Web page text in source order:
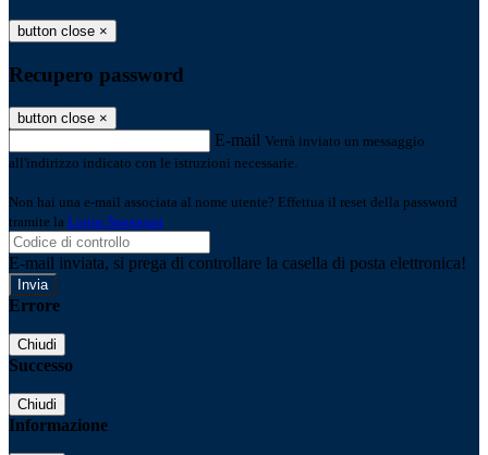
button close ×
Recupero password
button close ×
E-mail Verrà inviato un messaggio
all'indirizzo indicato con le istruzioni necessarie.
Non hai una e-mail associata al nome utente? Effettua il reset della password
tramite la Login Spaggiari
E-mail inviata, si prega di controllare la casella di posta elettronica!
Errore
Chiudi
Successo
Chiudi
Informazione